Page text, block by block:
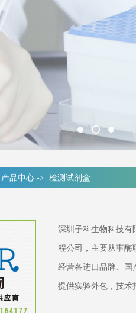
产品中心 -> 检测试剂盒
深圳子科生物科技有
程公司，主要从事酶
经营各进口品牌、国
提供实验外包，技术